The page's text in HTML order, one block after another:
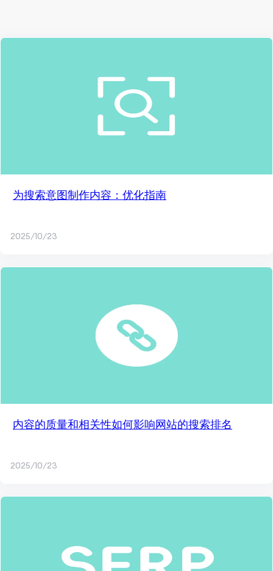
为搜索意图制作内容：优化指南
2025/10/23
内容的质量和相关性如何影响网站的搜索排名
2025/10/23